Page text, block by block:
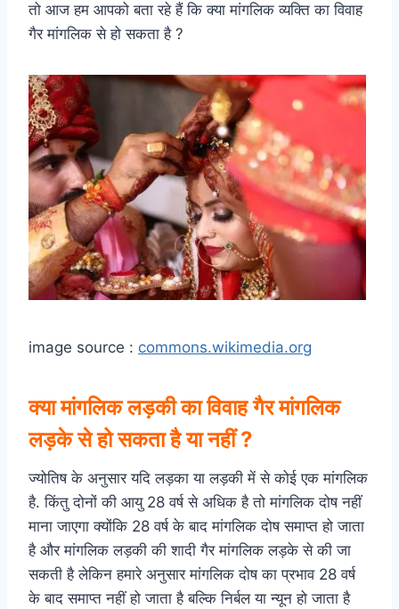
तो आज हम आपको बता रहे हैं कि क्या मांगलिक व्यक्ति का विवाह
गैर मांगलिक से हो सकता है ?
image source : commons.wikimedia.org
क्या मांगलिक लड़की का विवाह गैर मांगलिक
लड़के से हो सकता है या नहीं ?
ज्‍योतिष के अनुसार यदि लड़का या लड़की में से कोई एक मांगलिक
है. किंतु दोनों की आयु 28 वर्ष से अधिक है तो मांगलिक दोष नहीं
माना जाएगा क्योंकि 28 वर्ष के बाद मांगलिक दोष समाप्त हो जाता
है और मांगलिक लड़की की शादी गैर मांगलिक लड़के से की जा
सकती है लेकिन हमारे अनुसार मांगलिक दोष का प्रभाव 28 वर्ष
के बाद समाप्त नहीं हो जाता है बल्कि निर्बल या न्यून हो जाता है